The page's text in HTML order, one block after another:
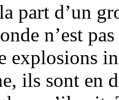
part d’un
n’est
explosions
ils sont en